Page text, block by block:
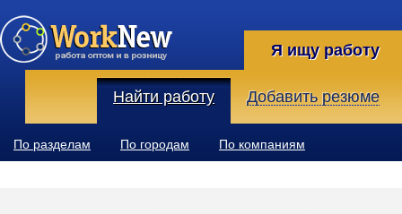
Я ищу работу
Найти работу Добавить резюме
По разделам По городам По компаниям